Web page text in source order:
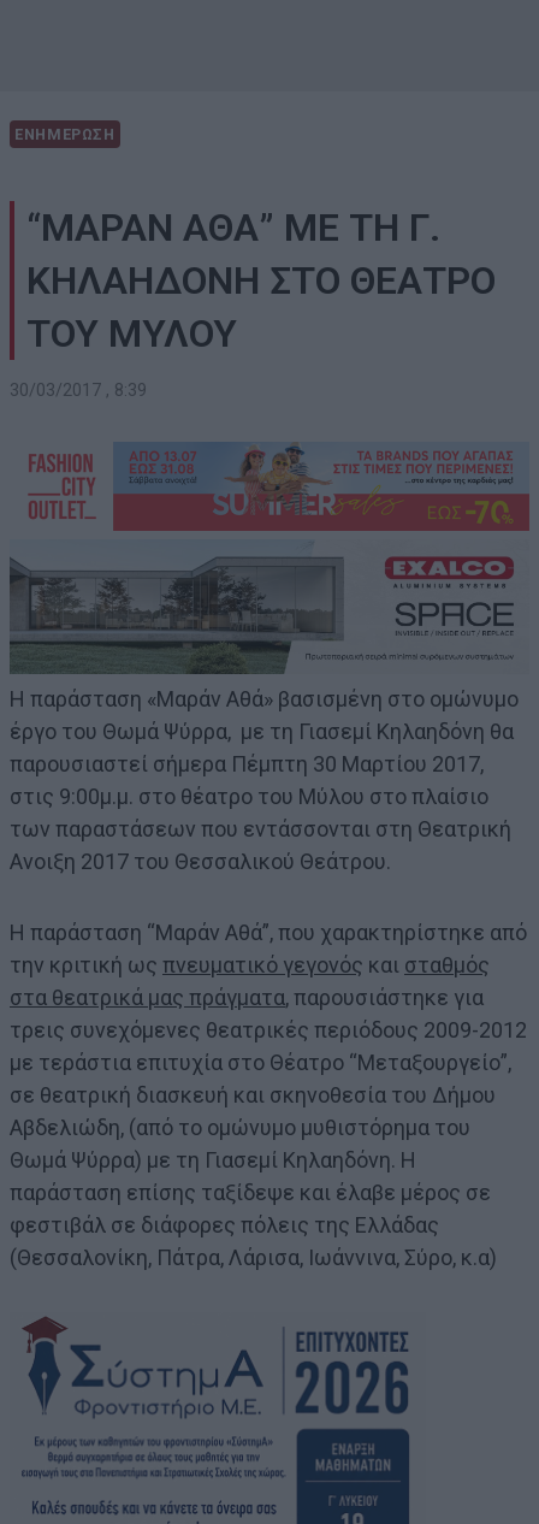
ΕΝΗΜΕΡΩΣΗ
“ΜΑΡΑΝ ΑΘΑ” ΜΕ ΤΗ Γ.
ΚΗΛΑΗΔΟΝΗ ΣΤΟ ΘΕΑΤΡΟ
ΤΟΥ ΜΥΛΟΥ
30/03/2017 , 8:39
Η παράσταση «Μαράν Αθά» βασισμένη στο ομώνυμο
έργο του Θωμά Ψύρρα, με τη Γιασεμί Κηλαηδόνη θα
παρουσιαστεί σήμερα Πέμπτη 30 Μαρτίου 2017,
στις 9:00μ.μ. στο θέατρο του Μύλου στο πλαίσιο
των παραστάσεων που εντάσσονται στη Θεατρική
Ανοιξη 2017 του Θεσσαλικού Θεάτρου.
Η παράσταση “Μαράν Αθά”, που χαρακτηρίστηκε από
την κριτική ως πνευματικό γεγονός και σταθμός
στα θεατρικά μας πράγματα, παρουσιάστηκε για
τρεις συνεχόμενες θεατρικές περιόδους 2009-2012
με τεράστια επιτυχία στο Θέατρο “Μεταξουργείο”,
σε θεατρική διασκευή και σκηνοθεσία του Δήμου
Αβδελιώδη, (από το ομώνυμο μυθιστόρημα του
Θωμά Ψύρρα) με τη Γιασεμί Κηλαηδόνη. Η
παράσταση επίσης ταξίδεψε και έλαβε μέρος σε
φεστιβάλ σε διάφορες πόλεις της Ελλάδας
(Θεσσαλονίκη, Πάτρα, Λάρισα, Ιωάννινα, Σύρο, κ.α)